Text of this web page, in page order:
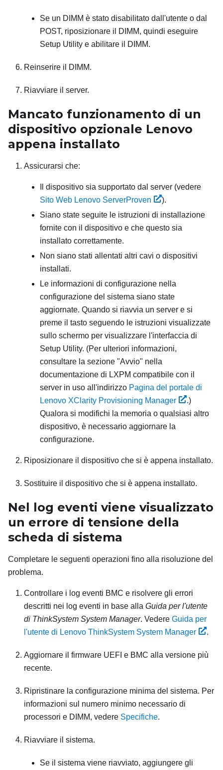
Se un DIMM è stato disabilitato dall'utente o dal
POST, riposizionare il DIMM, quindi eseguire
Setup Utility e abilitare il DIMM.
Reinserire il DIMM.
Riavviare il server.
Mancato funzionamento di un
dispositivo opzionale Lenovo
appena installato
Assicurarsi che:
Il dispositivo sia supportato dal server (vedere
Sito Web Lenovo ServerProven
).
Siano state seguite le istruzioni di installazione
fornite con il dispositivo e che questo sia
installato correttamente.
Non siano stati allentati altri cavi o dispositivi
installati.
Le informazioni di configurazione nella
configurazione del sistema siano state
aggiornate. Quando si riavvia un server e si
preme il tasto seguendo le istruzioni visualizzate
sullo schermo per visualizzare l'interfaccia di
Setup Utility. (Per ulteriori informazioni,
consultare la sezione "Avvio" nella
documentazione di LXPM compatibile con il
server in uso all'indirizzo Pagina del portale di
Lenovo XClarity Provisioning Manager
.)
Qualora si modifichi la memoria o qualsiasi altro
dispositivo, è necessario aggiornare la
configurazione.
Riposizionare il dispositivo che si è appena installato.
Sostituire il dispositivo che si è appena installato.
Nel log eventi viene visualizzato
un errore di tensione della
scheda di sistema
Completare le seguenti operazioni fino alla risoluzione del
problema.
Controllare i log eventi BMC e risolvere gli errori
descritti nei log eventi in base alla Guida per l'utente
di ThinkSystem System Manager. Vedere Guida per
l'utente di Lenovo ThinkSystem System Manager
.
Aggiornare il firmware UEFI e BMC alla versione più
recente.
Ripristinare la configurazione minima del sistema. Per
informazioni sul numero minimo necessario di
processori e DIMM, vedere Specifiche.
Riavviare il sistema.
Se il sistema viene riavviato, aggiungere gli